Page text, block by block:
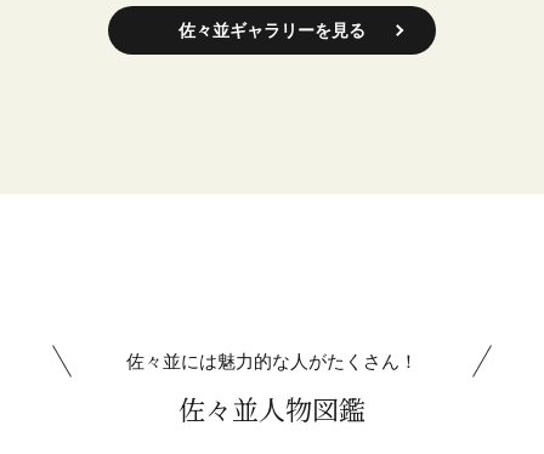
佐々並ギャラリーを見る
佐々並には魅力的な人がたくさん！
佐々並人物図鑑